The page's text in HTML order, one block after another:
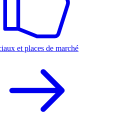
et places de marché